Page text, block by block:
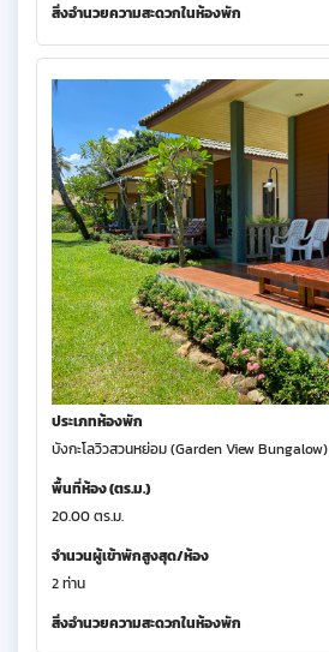
สิ่งอำนวยความสะดวกในห้องพัก
ประเภทห้องพัก
บังกะโลวิวสวนหย่อม (Garden View Bungalow)
พื้นที่ห้อง (ตร.ม.)
20.00 ตร.ม.
จำนวนผู้เข้าพักสูงสุด/ห้อง
2 ท่าน
สิ่งอำนวยความสะดวกในห้องพัก